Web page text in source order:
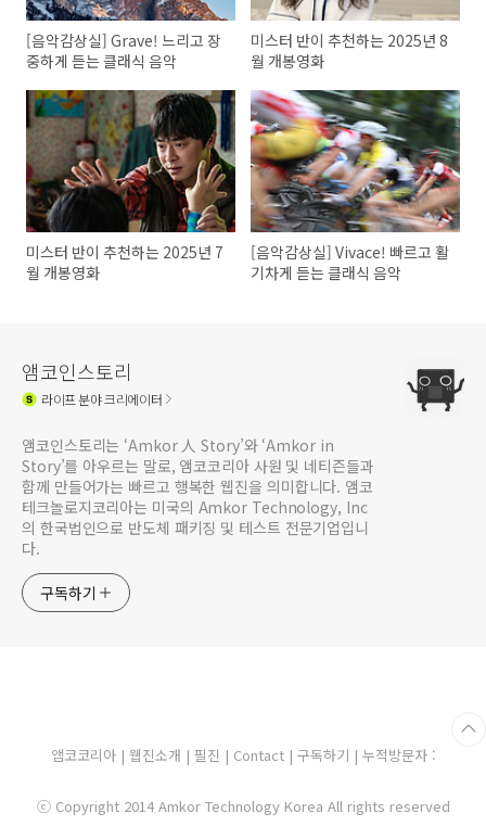
[음악감상실] Grave! 느리고 장
중하게 듣는 클래식 음악
미스터 반이 추천하는 2025년 8
월 개봉영화
미스터 반이 추천하는 2025년 7
월 개봉영화
[음악감상실] Vivace! 빠르고 활
기차게 듣는 클래식 음악
앰코인스토리
라이프분야 크리에이터
앰코인스토리는 ‘Amkor 人 Story’와 ‘Amkor in
Story’를 아우르는 말로, 앰코코리아 사원 및 네티즌들과
함께 만들어가는 빠르고 행복한 웹진을 의미합니다. 앰코
테크놀로지코리아는 미국의 Amkor Technology, Inc
의 한국법인으로 반도체 패키징 및 테스트 전문기업입니
다.
구독하기
앰코코리아| 웹진소개 | 필진 | Contact | 구독하기 | 누적방문자 :
ⓒ Copyright 2014 Amkor Technology Korea All rights reserved